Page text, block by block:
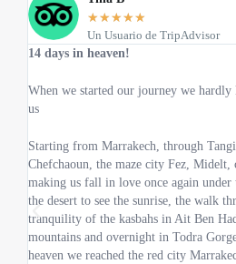
★★★★★
Un Usuario de TripAdvisor
14 days in heaven!
When we started our journey we
us
Starting from Marrakech, through
Chefchaoun, the maze city Fez, Midelt,
making us fall in love once again
the desert to see the sunrise, the walk
tranquility of the kasbahs in Ait Ben
mountains and overnight in Todra
heaven we reached the red city